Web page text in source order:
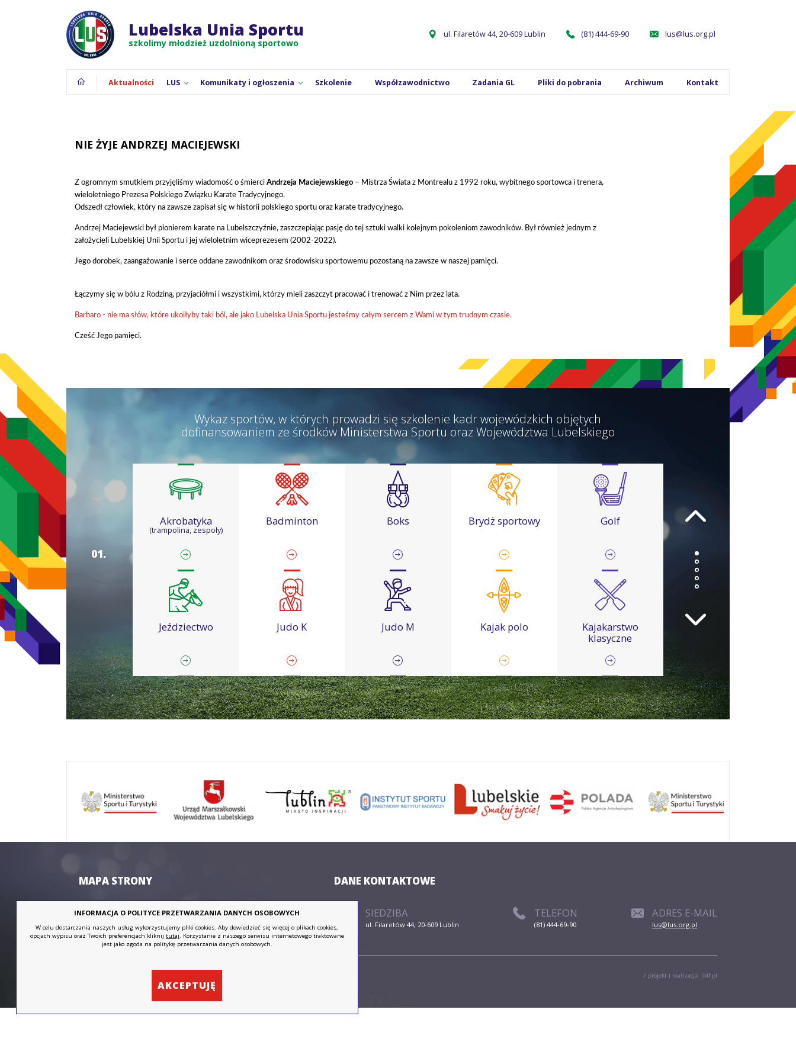
Lubelska Unia Sportu
szkolimy młodzież uzdolnioną sportowo
ul. Filaretów 44, 20-609 Lublin (81) 444-69-90 lus@lus.org.pl
Aktualności LUS Komunikaty i ogłoszenia Szkolenie Współzawodnictwo Zadania GL Pliki do pobrania Archiwum Kontakt
NIE ŻYJE ANDRZEJ MACIEJEWSKI
Z ogromnym smutkiem przyjęliśmy wiadomość o śmierci Andrzeja Maciejewskiego – Mistrza Świata z Montrealu z 1992 roku, wybitnego sportowca i trenera,
wieloletniego Prezesa Polskiego Związku Karate Tradycyjnego.
Odszedł człowiek, który na zawsze zapisał się w historii polskiego sportu oraz karate tradycyjnego.
Andrzej Maciejewski był pionierem karate na Lubelszczyźnie, zaszczepiając pasję do tej sztuki walki kolejnym pokoleniom zawodników. Był również jednym z
założycieli Lubelskiej Unii Sportu i jej wieloletnim wiceprezesem (2002-2022).
Jego dorobek, zaangażowanie i serce oddane zawodnikom oraz środowisku sportowemu pozostaną na zawsze w naszej pamięci.
Łączymy się w bólu z Rodziną, przyjaciółmi i wszystkimi, którzy mieli zaszczyt pracować i trenować z Nim przez lata.
Barbaro - nie ma słów, które ukoiłyby taki ból, ale jako Lubelska Unia Sportu jesteśmy całym sercem z Wami w tym trudnym czasie.
Cześć Jego pamięci.
Wykaz sportów, w których prowadzi się szkolenie kadr wojewódzkich objętych
dofinansowaniem ze środków Ministerstwa Sportu oraz Województwa Lubelskiego
01.
Żeglarstwo
Akrobatyka
(trampolina, zespoły)
Badminton Boks Brydż sportowy Golf
Jeździectwo Judo K Judo M Kajak polo
Kajakarstwo
klasyczne
Kolarstwo Koszykówka Lekka atletyka Łucznictwo
Narciarstwo
Orientacja
Pięciobój
MAPA STRONY
Strona główna
Aktualności
Współzawodnictwo
Zadania GL
Pliki do pobrania
DANE KONTAKTOWE
SIEDZIBA
ul. Filaretów 44, 20-609 Lublin
TELEFON
(81) 444-69-90
ADRES E-MAIL
lus@lus.org.pl
/ projekt i realizacja: ibif.pl
INFORMACJA O POLITYCE PRZETWARZANIA DANYCH OSOBOWYCH
W celu dostarczania naszych usług wykorzystujemy pliki cookies. Aby dowiedzieć się więcej o plikach cookies,
opcjach wypisu oraz Twoich preferencjach kliknij tutaj. Korzystanie z naszego serwisu internetowego traktowane
jest jako zgoda na politykę przetwarzania danych osobowych.
AKCEPTUJĘ